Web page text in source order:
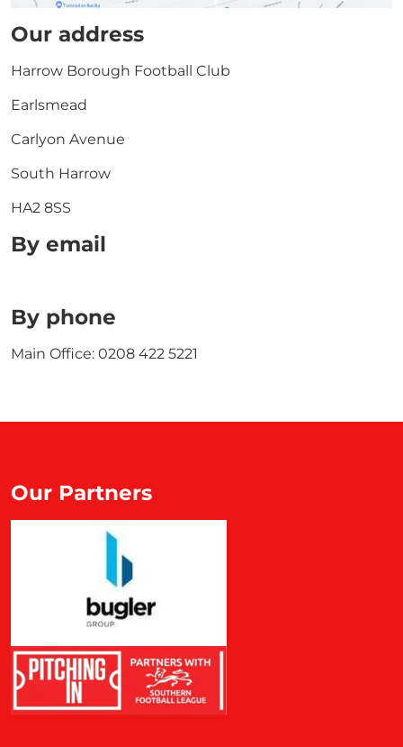
Our address
Harrow Borough Football Club
Earlsmead
Carlyon Avenue
South Harrow
HA2 8SS
By email
By phone
Main Office: 0208 422 5221
Our Partners